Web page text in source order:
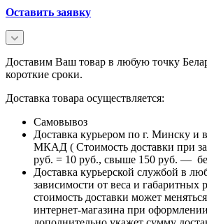
Оставить заявку
Доставим Ваш товар в любую точку
короткие сроки.
Доставка товара осуществляется:
Самовывоз
Доставка курьером по г. Минску и
МКАД ( Стоимость доставки при
руб. = 10 руб., свыше 150 руб. —
Доставка курьерской службой в
зависимости от веса и габаритных
стоимость доставки может
интернет-магазина при оформлении